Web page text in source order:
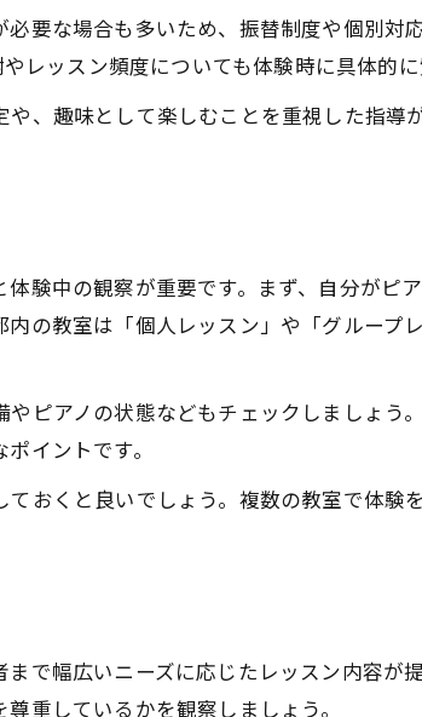
応が魅力のピアノ教室体験で得る安心感
続けられるピアノ教室体験の魅力
教室を安く始めるための無料体験の活用
アノ教室体験で得られるコスパ重視の安心
ッスンで知る安価なピアノ教室の特徴
ンから広がる新しいピアノの楽しみ方
ッスンから始まるピアノの継続学習の魅力
教室体験で自己肯定感を高めるコツ
やコンクールに向けた体験レッスン活用法
要な場合も多いため、振替制度や個別対
レッスン頻度についても体験時に具体的
、趣味として楽しむことを重視した指導
験中の観察が重要です。まず、自分がピ
の教室は「個人レッスン」や「グループ
ピアノの状態などもチェックしましょう
イントです。
おくと良いでしょう。複数の教室で体験
で幅広いニーズに応じたレッスン内容が
重しているかを観察しましょう。
お申し込みはこちら
お申し込みはこちら